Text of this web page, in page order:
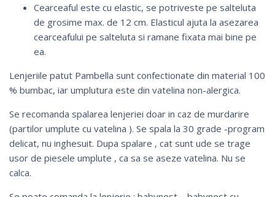
Cearceaful este cu elastic, se potriveste pe salteluta
de grosime max. de 12 cm. Elasticul ajuta la asezarea
cearceafului pe salteluta si ramane fixata mai bine pe
ea.
Lenjeriile patut Pambella sunt confectionate din material 100
% bumbac, iar umplutura este din vatelina non-alergica.
Se recomanda spalarea lenjeriei doar in caz de murdarire
(partilor umplute cu vatelina ). Se spala la 30 grade -program
delicat, nu inghesuit. Dupa spalare , cat sunt ude se trage
usor de piesele umplute , ca sa se aseze vatelina. Nu se
calca.